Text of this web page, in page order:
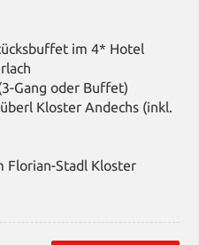
im 4* Hotel
Gang oder Buffet)
Kloster Andechs (inkl.
Florian-Stadl Kloster